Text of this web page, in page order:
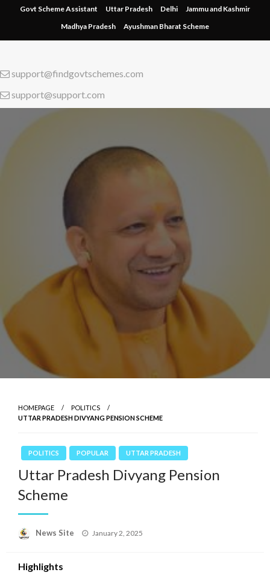
content
Govt Scheme Assistant Uttar Pradesh Delhi
Jammu and Kashmir
Madhya Pradesh
Ayushman Bharat Scheme
support@findgovtschemes.com
support@support.com
HOMEPAGE
POLITICS
UTTAR PRADESH DIVYANG PENSION SCHEME
POLITICS POPULAR UTTAR PRADESH
Uttar Pradesh Divyang Pension
Scheme
News Site
Posted
January 2, 2025
Highlights